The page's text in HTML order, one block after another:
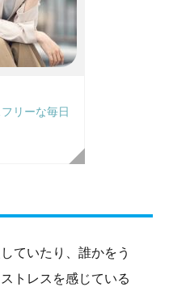
リーな毎日
ていたり、誰かをう
トレスを感じている